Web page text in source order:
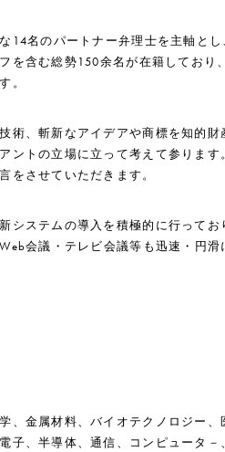
14名のパートナー弁理士を主軸と
を含む総勢150余名が在籍しており
。
術、斬新なアイデアや商標を知的
ントの立場に立って考えて参りま
をさせていただきます。
システムの導入を積極的に行って
会議・テレビ会議等も迅速・円滑
、金属材料、バイオテクノロジー
子、半導体、通信、コンピュータ